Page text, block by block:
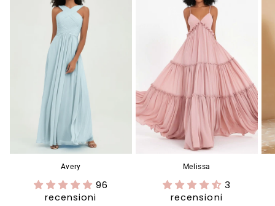
Avery
96
recensioni
Melissa
3
recensioni